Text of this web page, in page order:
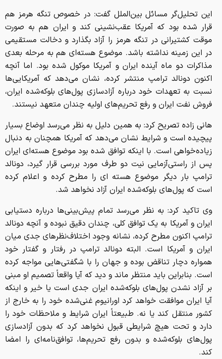
این تحلیل‌گر مسائل بین‌الملل گفت: در خصوص تنگه هرمز هم
قرار شده بود که آمریکا عقب‌نشینی کند و ایران هم به صورت
موقت کشتیرانی در تنگه هرمز را آزاد بگذارد و دخالت مستقیمی
در این زمینه نداشته باشد. موضوع هسته‌ای هم به مرحله بعدی
مذاکرات دو ماه آینده ایران و آمریکا موکول شده بود. اما آنچه
اکنون دونالد ترامپ منتشر کرده، نشان می‌دهد که آمریکایی‌ها
نسبت به تعهدات خود درباره آزادسازی پول‌های بلوکه‌شده ایران،
فروش نفت ایران و رفع تحریم‌های اولیه چندان متعهد نیستند.
هانی زاده تصریح کرد: به همین دلیل به نظر می‌رسد اوضاع بسیار
پیچیده است و شرایط نشان می‌دهد که آمریکا همچنان به دنبال
زیاده‌خواهی است. با اینکه توافق شده بود موضوع هسته‌ای ایران
پس از راستی‌آزمایی نیت دو طرف مورد بررسی قرار گیرد، دونالد
ترامپ بار دیگر موضوع هسته ای را مطرح کرده و اعلام کرده
است که پول‌های بلوکه‌شده ایران آزاد نخواهد شد.
وی تاکید کرد: به نظر می‌رسد تمام پیش‌بینی‌ها درباره دستیابی
ایران و آمریکا به یک توافق کلی، چندان دقیق نبوده و آنچه دونالد
ترامپ اکنون مطرح کرده، نشانه وجود اختلاف‌نظرهای جدی میان
ایران و آمریکا است. البته دونالد ترامپ در رفتار و گفتار خود
همواره دچار تناقض بوده و جهان را با شگفتی‌هایی مواجه کرده
است. بنابراین باید منتظر ماند و دید که آیا واقعاً تصمیم او مبنی
بر آزاد نشدن پول‌های بلوکه‌شده ایران جدی است یا خیر و اینکه
آیا ایران موافقت خواهد کرد اورانیوم غنی‌شده خود را به خارج از
کشور منتقل کند یا نه. طبیعتاً ایران شرایط و ملاحظات خود را
دارد و تحت هیچ شرایطی قبول نخواهد کرد که بدون آزادسازی
پول‌های بلوکه‌شده و بدون رفع تحریم‌ها، توافق‌نامه‌ای را امضا
کند.